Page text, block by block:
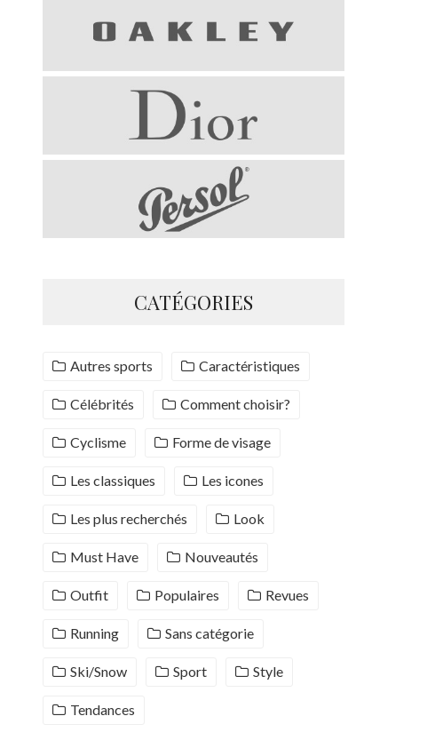
CATÉGORIES
Autres sports Caractéristiques
Célébrités Comment choisir?
Cyclisme Forme de visage
Les classiques Les icones
Les plus recherchés Look
Must Have Nouveautés
Outfit Populaires Revues
Running Sans catégorie
Ski/Snow Sport Style
Tendances